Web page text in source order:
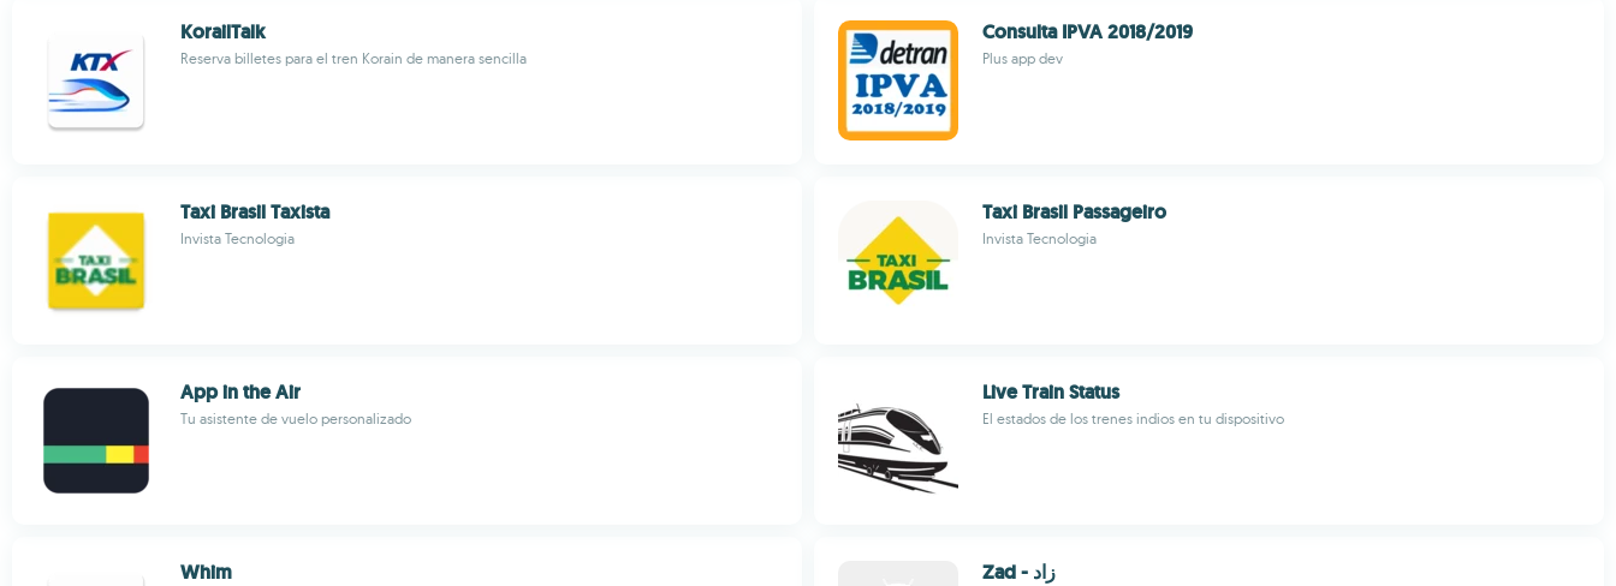
KorailTalk
Reserva billetes para el tren Korain de manera sencilla
Consulta IPVA 2018/2019
Plus app dev
Taxi Brasil Taxista
Invista Tecnologia
Taxi Brasil Passageiro
Invista Tecnologia
App in the Air
Tu asistente de vuelo personalizado
Live Train Status
El estados de los trenes indios en tu dispositivo
Whim Zad - زاد